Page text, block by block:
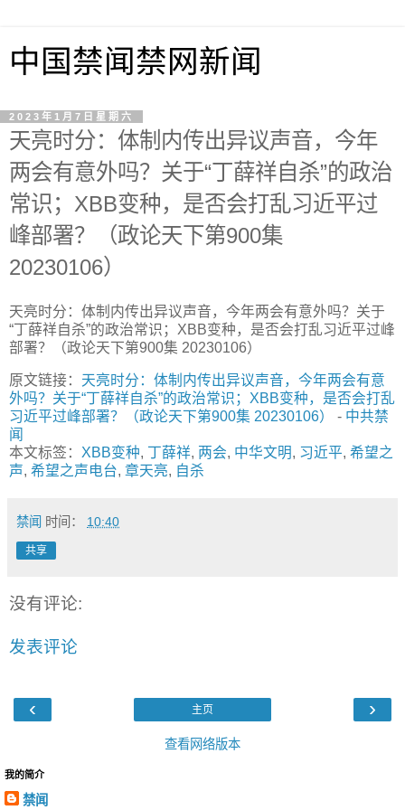
中国禁闻禁网新闻
2023年1月7日星期六
天亮时分：体制内传出异议声音，今年
两会有意外吗？关于“丁薛祥自杀”的政治
常识；XBB变种，是否会打乱习近平过
峰部署？（政论天下第900集
20230106）
天亮时分：体制内传出异议声音，今年两会有意外吗？关于
“丁薛祥自杀”的政治常识；XBB变种，是否会打乱习近平过峰
部署？（政论天下第900集 20230106）
原文链接： 天亮时分：体制内传出异议声音，今年两会有意
外吗？关于“丁薛祥自杀”的政治常识；XBB变种，是否会打乱
习近平过峰部署？（政论天下第900集 20230106）
- 中共禁
闻
本文标签： XBB变种, 丁薛祥, 两会, 中华文明, 习近平, 希望之
声, 希望之声电台, 章天亮, 自杀
禁闻 时间： 10:40
共享
没有评论:
发表评论
‹ ›
主页
查看网络版本
我的简介
禁闻